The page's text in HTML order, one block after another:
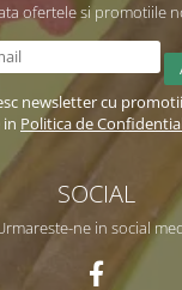
ofertele si promotiile
newsletter cu
Politica de
SOCIAL
ne in social